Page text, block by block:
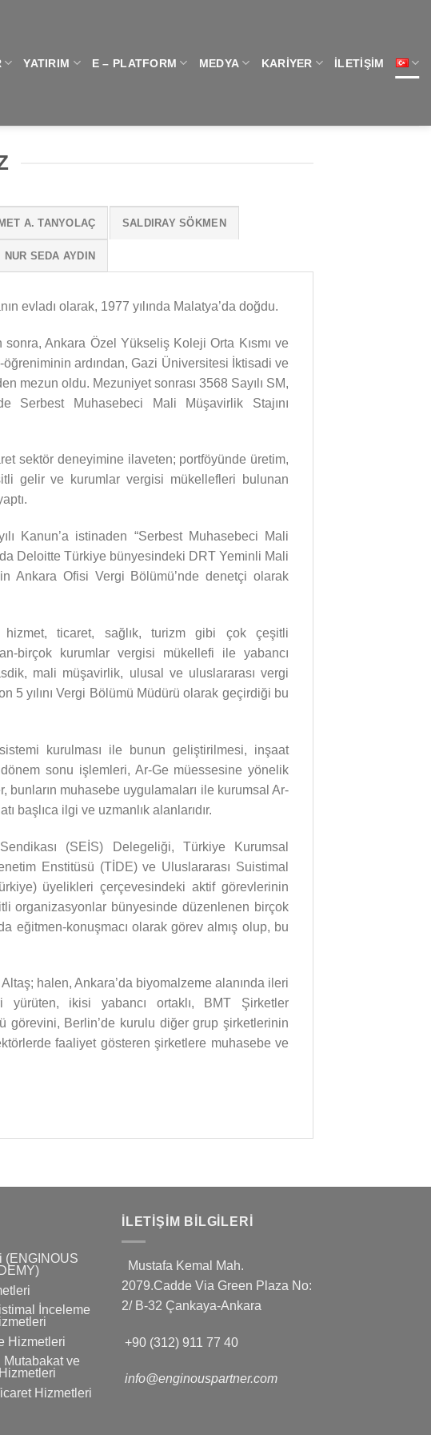
YATIRIM E – PLATFORM MEDYA KARIYER İLETIŞIM
A. TANYOLAÇ SALDIRAY SÖKMEN
NUR SEDA AYDIN
evladı olarak, 1977 yılında Malatya’da doğdu.
Ankara Özel Yükseliş Koleji Orta Kısmı ve
ardından, Gazi Üniversitesi İktisadi ve
mezun oldu. Mezuniyet sonrası 3568 Sayılı SM,
Serbest Muhasebeci Mali Müşavirlik Stajını
sektör deneyimine ilaveten; portföyünde üretim,
gelir ve kurumlar vergisi mükellefleri bulunan
Kanun’a istinaden “Serbest Muhasebeci Mali
Deloitte Türkiye bünyesindeki DRT Yeminli Mali
Ankara Ofisi Vergi Bölümü’nde denetçi olarak
hizmet, ticaret, sağlık, turizm gibi çok çeşitli
birçok kurumlar vergisi mükellefi ile yabancı
mali müşavirlik, ulusal ve uluslararası vergi
5 yılını Vergi Bölümü Müdürü olarak geçirdiği bu
kurulması ile bunun geliştirilmesi, inşaat
sonu işlemleri, Ar-Ge müessesine yönelik
bunların muhasebe uygulamaları ile kurumsal Ar-
başlıca ilgi ve uzmanlık alanlarıdır.
(SEİS) Delegeliği, Türkiye Kurumsal
Enstitüsü (TİDE) ve Uluslararası Suistimal
üyelikleri çerçevesindeki aktif görevlerinin
organizasyonlar bünyesinde düzenlenen birçok
eğitmen-konuşmacı olarak görev almış olup, bu
halen, Ankara’da biyomalzeme alanında ileri
yürüten, ikisi yabancı ortaklı, BMT Şirketler
görevini, Berlin’de kurulu diğer grup şirketlerinin
faaliyet gösteren şirketlere muhasebe ve
(ENGINOUS
İnceleme
Hizmetleri
Mutabakat ve
Hizmetleri
İLETIŞIM BILGILERI
Mustafa Kemal Mah.
2079.Cadde Via Green Plaza No:
2/ B-32 Çankaya-Ankara
+90 (312) 911 77 40
info@enginouspartner.com